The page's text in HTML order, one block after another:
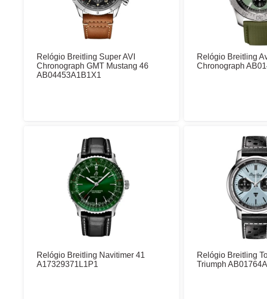
Relógio Breitling Super AVI
Chronograph GMT Mustang 46
AB04453A1B1X1
Relógio Breitling
Chronograph
Relógio Breitling Navitimer 41
A17329371L1P1
Relógio Breitling
Triumph